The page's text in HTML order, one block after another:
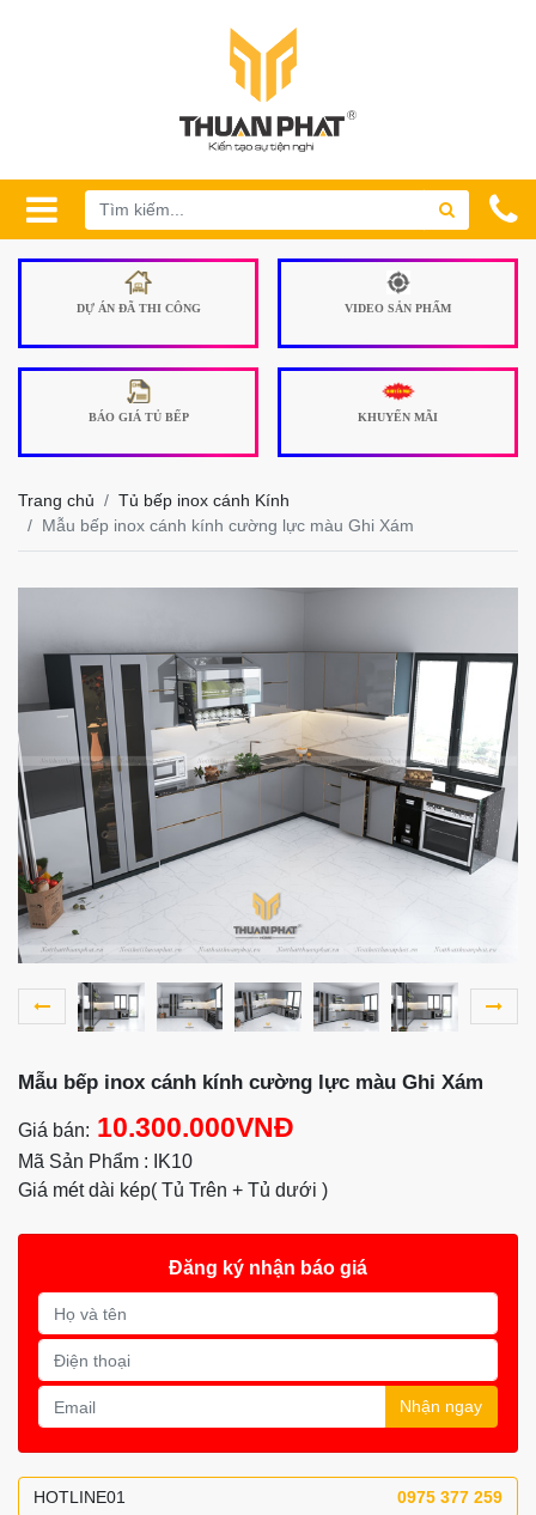
DỰ ÁN ĐÃ THI CÔNG VIDEO SẢN PHẨM
BÁO GIÁ TỦ BẾP KHUYẾN MÃI
Trang chủ
Tủ bếp inox cánh Kính
Mẫu bếp inox cánh kính cường lực màu Ghi Xám
Mẫu bếp inox cánh kính cường lực màu Ghi Xám
Giá bán: 10.300.000VNĐ
Mã Sản Phẩm : IK10
Giá mét dài kép( Tủ Trên + Tủ dưới )
Đăng ký nhận báo giá
Nhận ngay
HOTLINE01 0975 377 259